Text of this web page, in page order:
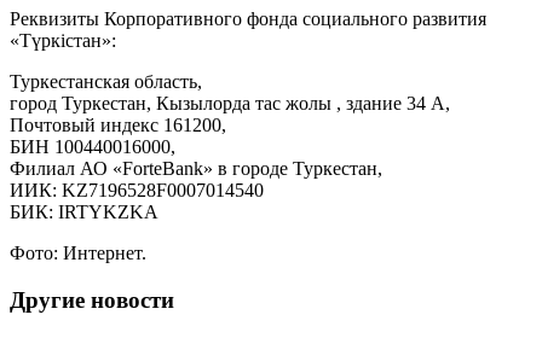
Реквизиты Корпоративного фонда социального развития
«Түркістан»:
Туркестанская область,
город Туркестан, Кызылорда тас жолы , здание 34 А,
Почтовый индекс 161200,
БИН 100440016000,
Филиал АО «ForteBank» в городе Туркестан,
ИИК: KZ7196528F0007014540
БИК: IRTYKZKA
Фото: Интернет.
Другие новости